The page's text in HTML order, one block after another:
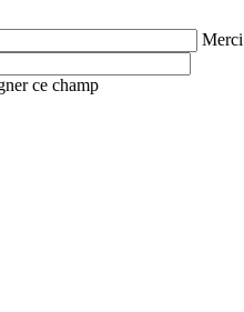
Merci
ce champ